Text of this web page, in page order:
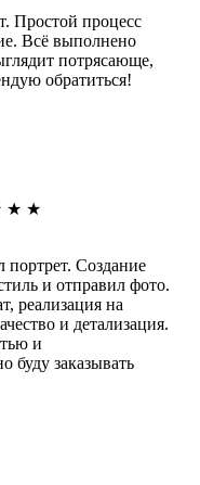
Простой процесс
Всё выполнено
потрясающе,
обратиться!
★ ★
портрет. Создание
и отправил фото.
реализация на
и детализация.
и
буду заказывать